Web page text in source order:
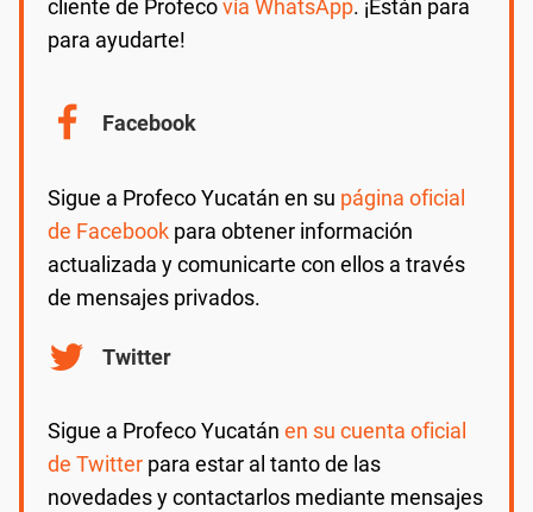
cliente de Profecovía WhatsApp. ¡Están para
para ayudarte!
Facebook
Sigue a Profeco Yucatán en su página oficial
de Facebook para obtener información
actualizada y comunicarte con ellos a través
de mensajes privados.
Twitter
Sigue a Profeco Yucatán en su cuenta oficial
de Twitter para estar al tanto de las
novedades y contactarlos mediante mensajes